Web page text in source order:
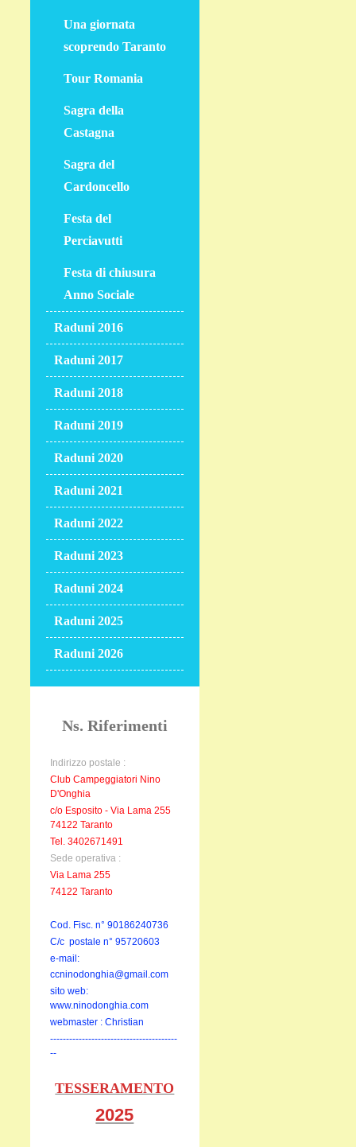
Una giornata
scoprendo Taranto
Tour Romania
Sagra della
Castagna
Sagra del
Cardoncello
Festa del
Perciavutti
Festa di chiusura
Anno Sociale
Raduni 2016
Raduni 2017
Raduni 2018
Raduni 2019
Raduni 2020
Raduni 2021
Raduni 2022
Raduni 2023
Raduni 2024
Raduni 2025
Raduni 2026
Ns. Riferimenti
Indirizzo postale :
Club Campeggiatori Nino
D'Onghia
c/o Esposito - Via Lama 255
74122 Taranto
Tel. 3402671491
Sede operativa :
Via Lama 255
74122 Taranto
Cod. Fisc. n° 90186240736
C/c postale n° 95720603
e-mail:
ccninodonghia@gmail.com
sito web:
www.ninodonghia.com
webmaster : Christian
----------------------------------------
--
TESSERAMENTO
2025